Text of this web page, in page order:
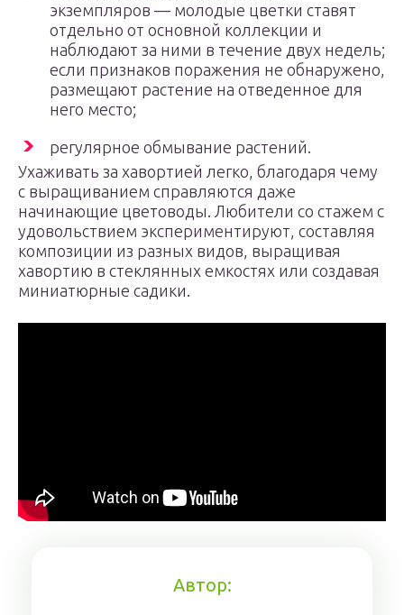
экземпляров — молодые цветки ставят
отдельно от основной коллекции и
наблюдают за ними в течение двух недель;
если признаков поражения не обнаружено,
размещают растение на отведенное для
него место;
регулярное обмывание растений.
Ухаживать за хавортией легко, благодаря чему
с выращиванием справляются даже
начинающие цветоводы. Любители со стажем с
удовольствием экспериментируют, составляя
композиции из разных видов, выращивая
хавортию в стеклянных емкостях или создавая
миниатюрные садики.
Автор: